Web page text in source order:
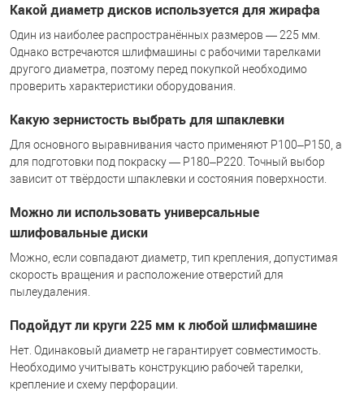
Какой диаметр дисков используется для жирафа
Один из наиболее распространённых размеров — 225 мм.
Однако встречаются шлифмашины с рабочими тарелками
другого диаметра, поэтому перед покупкой необходимо
проверить характеристики оборудования.
Какую зернистость выбрать для шпаклевки
Для основного выравнивания часто применяют P100–P150, а
для подготовки под покраску — P180–P220. Точный выбор
зависит от твёрдости шпаклевки и состояния поверхности.
Можно ли использовать универсальные
шлифовальные диски
Можно, если совпадают диаметр, тип крепления, допустимая
скорость вращения и расположение отверстий для
пылеудаления.
Подойдут ли круги 225 мм к любой шлифмашине
Нет. Одинаковый диаметр не гарантирует совместимость.
Необходимо учитывать конструкцию рабочей тарелки,
крепление и схему перфорации.